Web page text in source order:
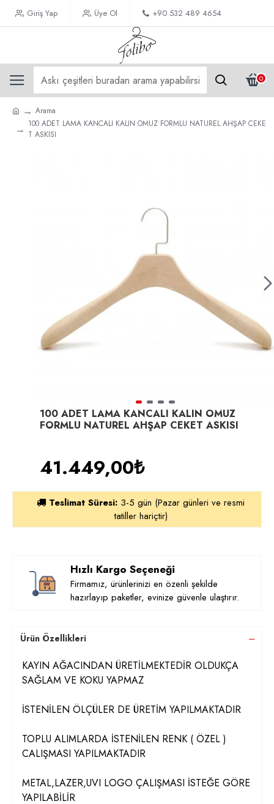
Giriş Yap Üye Ol +90 532 489 4654
0
Arama
100 ADET LAMA KANCALI KALIN OMUZ FORMLU NATUREL AHŞAP CEKE
T ASKISI
100 ADET LAMA KANCALI KALIN OMUZ
FORMLU NATUREL AHŞAP CEKET ASKISI
41.449,00₺
Teslimat Süresi: 3-5 gün (Pazar günleri ve resmi
tatiller hariçtir)
Hızlı Kargo Seçeneği
Firmamız, ürünlerinizi en özenli şekilde
hazırlayıp paketler, evinize güvenle ulaştırır.
Ürün Özellikleri
KAYIN AĞACINDAN ÜRETİLMEKTEDİR OLDUKÇA
SAĞLAM VE KOKU YAPMAZ
İSTENİLEN ÖLÇÜLER DE ÜRETİM YAPILMAKTADIR
TOPLU ALIMLARDA İSTENİLEN RENK ( ÖZEL )
CALIŞMASI YAPILMAKTADIR
METAL,LAZER,UVI LOGO ÇALIŞMASI İSTEĞE GÖRE
YAPILABİLİR